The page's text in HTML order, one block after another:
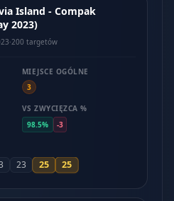
Island - Compak
2023)
·200 targetów
MIEJSCE OGÓLNE
3
VS ZWYCIĘZCA %
98.5%
-3
23 25 25